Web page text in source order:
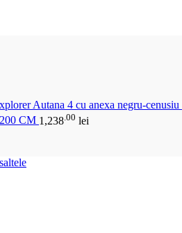
Autana 4 cu anexa negru-cenusiu
CM 1,238 .00 lei